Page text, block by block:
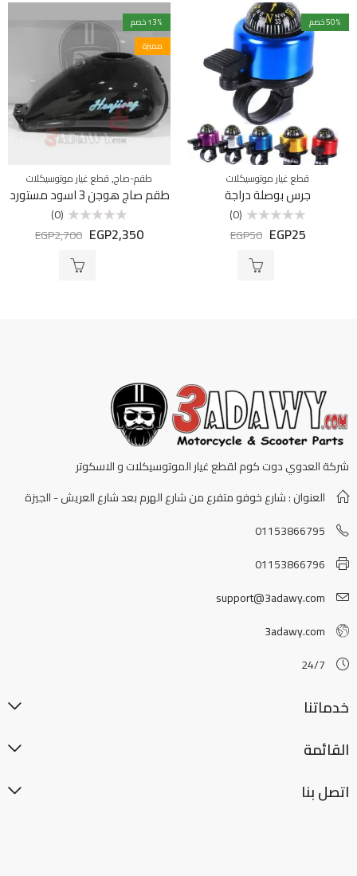
50% خصم
قطع غيار موتوسيكلات
جرس بوصلة دراجة
التقييم
(0)
EGP25
EGP50
13% خصم
مميزة
طقم-صاج,قطع غيار موتوسيكلات
طقم صاج هوجن 3 اسود مستورد
التقييم
(0)
EGP2,350
EGP2,700
شركة العدوي دوت كوم لقطع غيار الموتوسيكلات و الاسكوتر
العنوان : شارع خوفو متفرع من شارع الهرم بعد شارع العريش - الجيزة
01153866795
01153866796
support@3adawy.com
3adawy.com
24/7
خدماتنا
القائمة
اتصل بنا